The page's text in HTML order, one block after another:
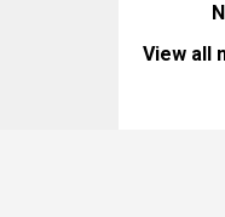
View all